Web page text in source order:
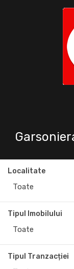
Localitate
Toate
Tipul Imobilului
Toate
Tipul Tranzacției